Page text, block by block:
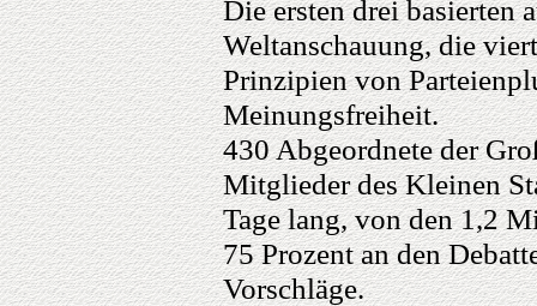
Die ersten drei basierten
Weltanschauung, die
Prinzipien von
Meinungsfreiheit.
430 Abgeordnete der
Mitglieder des Kleinen
Tage lang, von den 1,2
75 Prozent an den
Vorschläge.